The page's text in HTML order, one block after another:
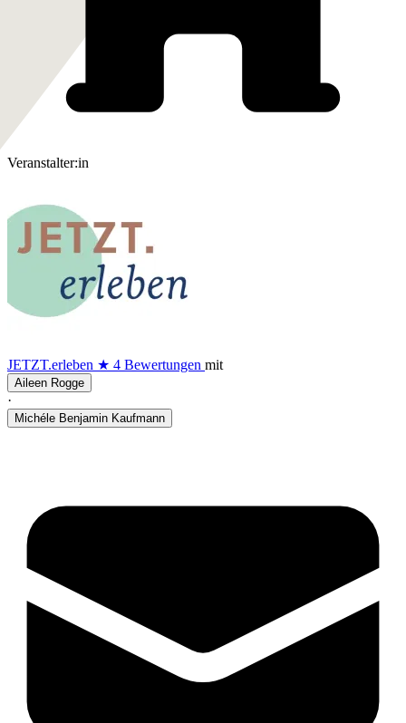
Veranstalter:in
JETZT.erleben ★ 4 Bewertungen mit
Aileen Rogge
·
Michéle Benjamin Kaufmann